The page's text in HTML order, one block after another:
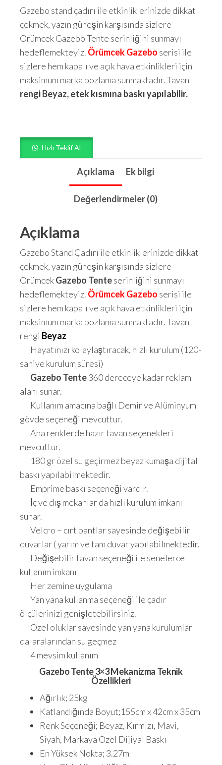
Gazebo stand çadırı ile etkinliklerinizde dikkat
çekmek, yazın güneşin karşısında sizlere
Örümcek Gazebo Tente serinliğini sunmayı
hedeflemekteyiz. Örümcek Gazebo serisi ile
sizlere hem kapalı ve açık hava etkinlikleri için
maksimum marka pozlama sunmaktadır. Tavan
rengi Beyaz, etek kısmına baskı yapılabilir.
Hızlı Teklif Al
Açıklama Ek bilgi
Değerlendirmeler (0)
Açıklama
Gazebo Stand Çadırı ile etkinliklerinizde dikkat
çekmek, yazın güneşin karşısında sizlere
ÖrümcekGazebo Tenteserinliğini sunmayı
hedeflemekteyiz. Örümcek Gazebo serisi ile
sizlere hem kapalı ve açık hava etkinlikleri için
maksimum marka pozlama sunmaktadır. Tavan
rengi Beyaz
Hayatınızı kolaylaştıracak, hızlı kurulum (120-
saniye kurulum süresi)
Gazebo Tente360 dereceye kadar reklam
alanı sunar.
Kullanım amacına bağlı Demir ve Alüminyum
gövde seçeneği mevcuttur.
Ana renklerde hazır tavan seçenekleri
mevcuttur.
180 gr özel su geçirmez beyaz kumaşa dijital
baskı yapılabilmektedir.
Emprime baskı seçeneği vardır.
İç ve dış mekanlar da hızlı kurulum imkanı
sunar.
Velcro – cırt bantlar sayesinde değişebilir
duvarlar ( yarım ve tam duvar yapılabilmektedir.
Değişebilir tavan seçeneği ile senelerce
kullanım imkanı
Her zemine uygulama
Yan yana kullanma seçeneği ile çadır
ölçülerinizi genişletebilirsiniz.
Özel oluklar sayesinde yan yana kurulumlar
da aralarından su geçmez
4 mevsim kullanım
Gazebo Tente 3×3 Mekanizma Teknik
Özellikleri
Ağırlık; 25kg
Katlandığında Boyut;155cm x 42cm x 35cm
Renk Seçeneği; Beyaz, Kırmızı, Mavi,
Siyah, Markaya Özel Dijiyal Baskı
En Yüksek Nokta; 3.27m